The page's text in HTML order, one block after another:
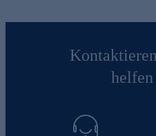
helfen